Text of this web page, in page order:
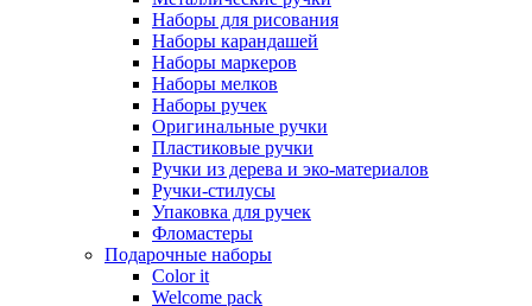
Наборы для рисования
Наборы карандашей
Наборы маркеров
Наборы мелков
Наборы ручек
Оригинальные ручки
Пластиковые ручки
Ручки из дерева и эко-материалов
Ручки-стилусы
Упаковка для ручек
Фломастеры
Подарочные наборы
Color it
Welcome pack